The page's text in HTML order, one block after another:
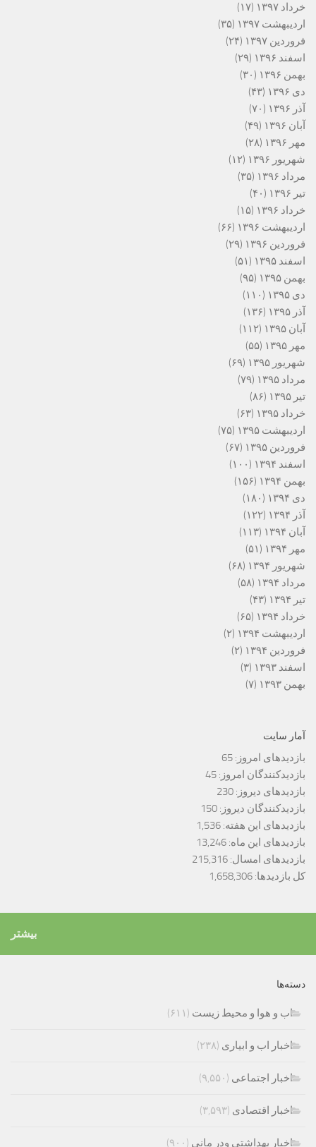
خرداد ۱۳۹۷
(۱۷)
اردیبهشت ۱۳۹۷
(۳۵)
فروردین ۱۳۹۷
(۲۴)
اسفند ۱۳۹۶
(۲۹)
بهمن ۱۳۹۶
(۳۰)
دی ۱۳۹۶
(۴۳)
آذر ۱۳۹۶
(۷۰)
آبان ۱۳۹۶
(۴۹)
مهر ۱۳۹۶
(۲۸)
شهریور ۱۳۹۶
(۱۲)
مرداد ۱۳۹۶
(۳۵)
تیر ۱۳۹۶
(۴۰)
خرداد ۱۳۹۶
(۱۵)
اردیبهشت ۱۳۹۶
(۶۶)
فروردین ۱۳۹۶
(۲۹)
اسفند ۱۳۹۵
(۵۱)
بهمن ۱۳۹۵
(۹۵)
دی ۱۳۹۵
(۱۱۰)
آذر ۱۳۹۵
(۱۳۶)
آبان ۱۳۹۵
(۱۱۲)
مهر ۱۳۹۵
(۵۵)
شهریور ۱۳۹۵
(۶۹)
مرداد ۱۳۹۵
(۷۹)
تیر ۱۳۹۵
(۸۶)
خرداد ۱۳۹۵
(۶۳)
اردیبهشت ۱۳۹۵
(۷۵)
فروردین ۱۳۹۵
(۶۷)
اسفند ۱۳۹۴
(۱۰۰)
بهمن ۱۳۹۴
(۱۵۶)
دی ۱۳۹۴
(۱۸۰)
آذر ۱۳۹۴
(۱۲۲)
آبان ۱۳۹۴
(۱۱۳)
مهر ۱۳۹۴
(۵۱)
شهریور ۱۳۹۴
(۶۸)
مرداد ۱۳۹۴
(۵۸)
تیر ۱۳۹۴
(۴۳)
خرداد ۱۳۹۴
(۶۵)
اردیبهشت ۱۳۹۴
(۲)
فروردین ۱۳۹۴
(۲)
اسفند ۱۳۹۳
(۳)
بهمن ۱۳۹۳
(۷)
آمار سایت
بازدیدهای امروز: 65
بازدیدکنندگان امروز: 45
بازدیدهای دیروز: 230
بازدیدکنندگان دیروز: 150
بازدیدهای این هفته: 1,536
بازدیدهای این ماه: 13,246
بازدیدهای امسال: 215,316
کل بازدیدها: 1,658,306
بیشتر
دسته‌ها
اب و هوا و محیط زیست (۶۱۱)
اخبار اب و ابیاری (۲۳۸)
اخبار اجتماعی (۹,۵۵۰)
اخبار اقتصادی (۳,۵۹۳)
اخبار بهداشتی ودر مانی (۹۰۰)